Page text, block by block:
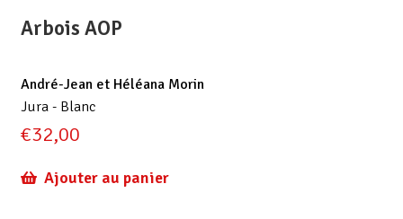
Arbois AOP
André-Jean et Héléana Morin
Jura - Blanc
€32,00
Ajouter au panier